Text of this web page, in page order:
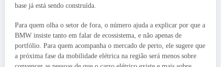
base já está sendo construída.
Para quem olha o setor de fora, o número ajuda a explicar por que a
BMW insiste tanto em falar de ecossistema, e não apenas de
portfólio. Para quem acompanha o mercado de perto, ele sugere que
a próxima fase da mobilidade elétrica na região será menos sobre